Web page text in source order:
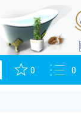
0 0